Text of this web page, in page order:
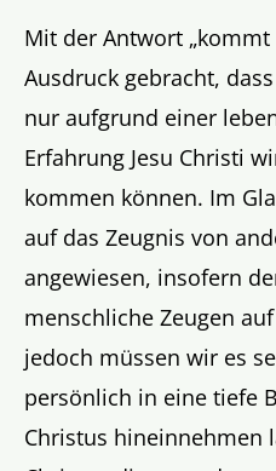
Mit der Antwort
Ausdruck gebracht,
nur aufgrund einer
Erfahrung Jesu Christi
kommen können. Im
auf das Zeugnis von
angewiesen, insofern
menschliche Zeugen
jedoch müssen wir es
persönlich in eine tiefe
Christus hineinnehmen